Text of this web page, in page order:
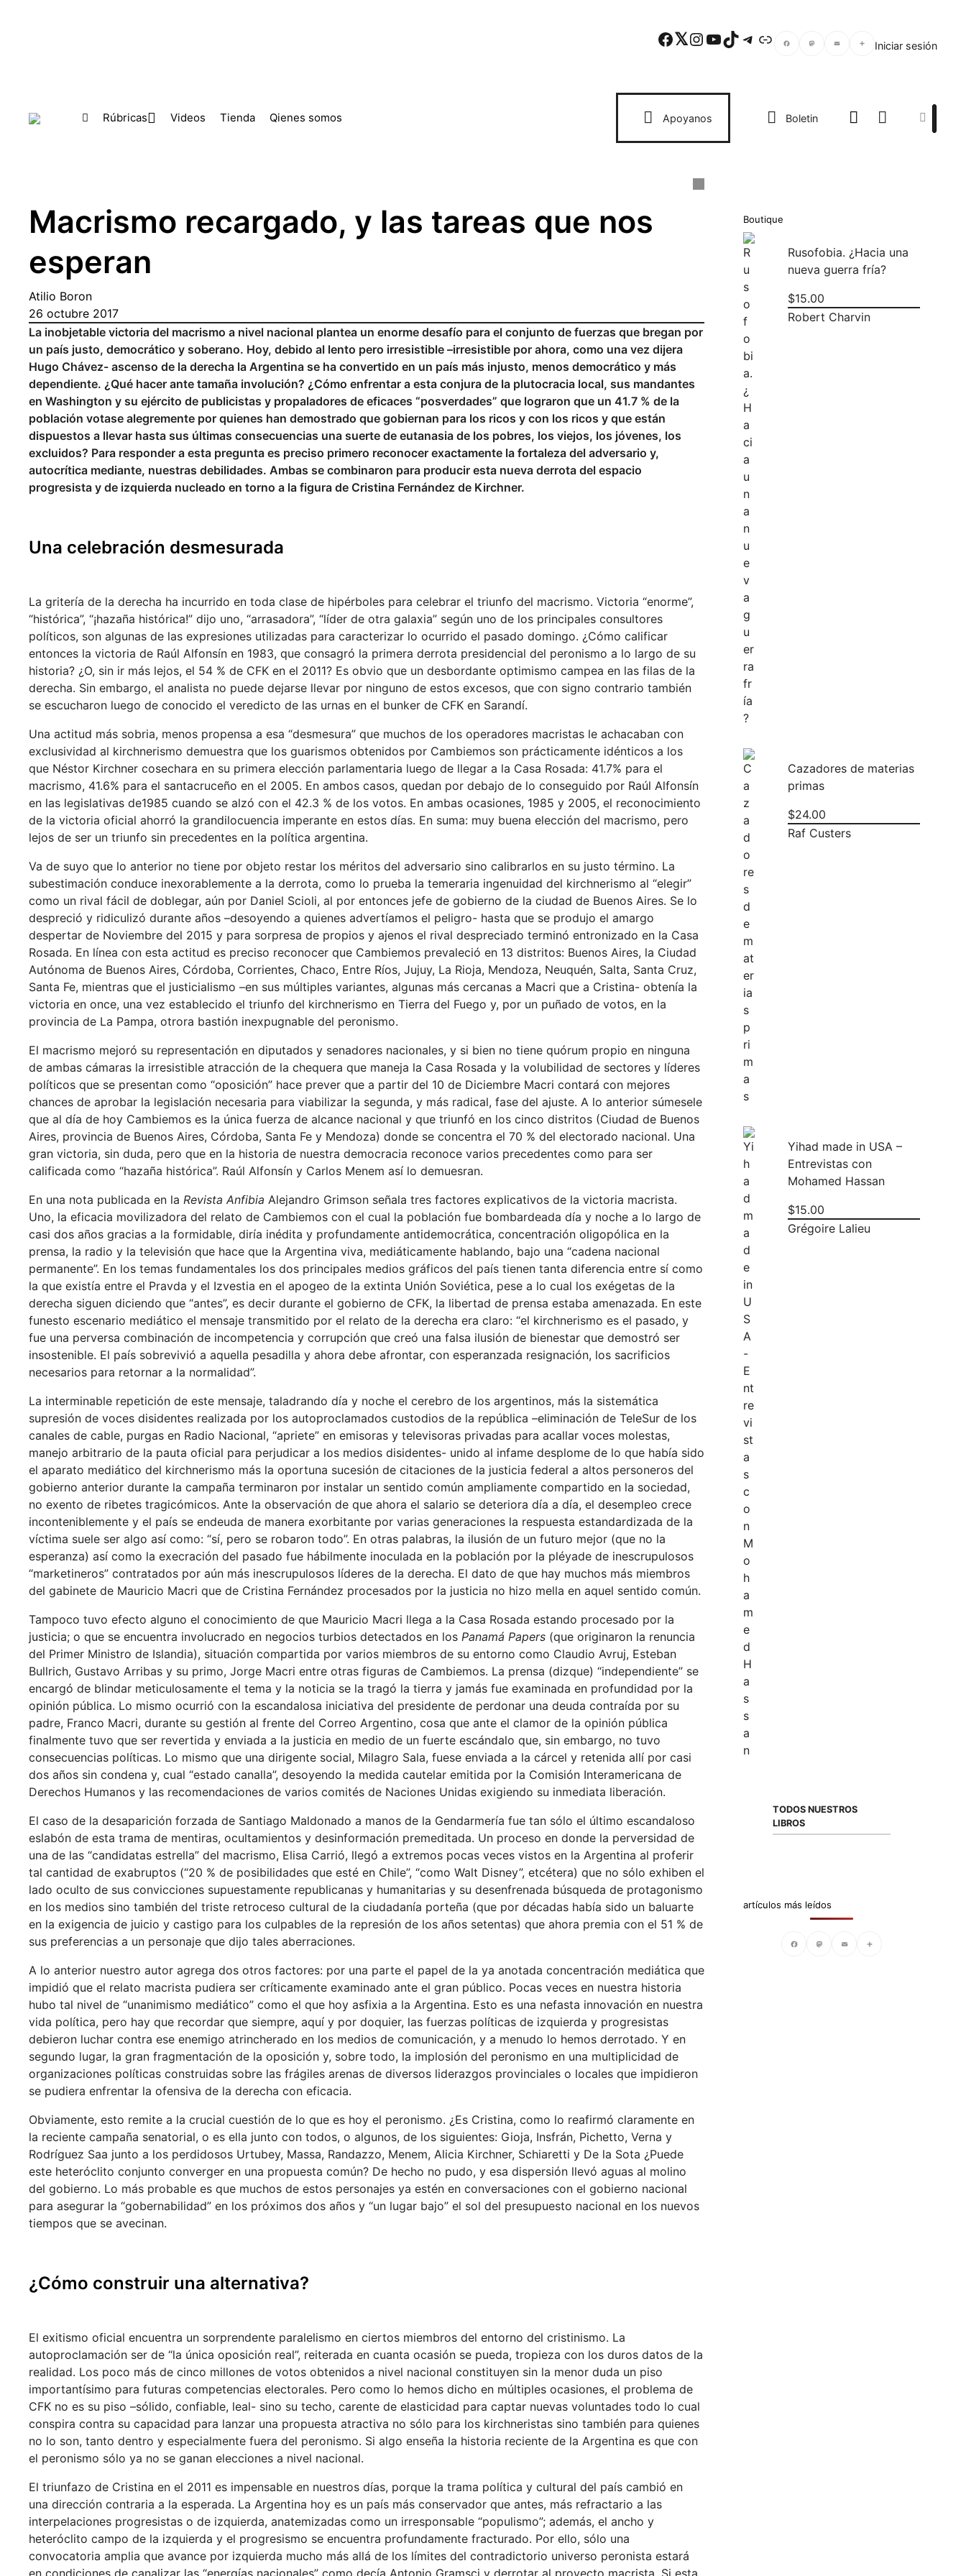
Facebook Twitter Instagram YouTube TikTok Telegram Enlace Iniciar sesión
Rúbricas Videos Tienda Qienes somos Apoyanos Boletin
Macrismo recargado, y las tareas que nos
esperan
Atilio Boron
26 octubre 2017
La inobjetable victoria del macrismo a nivel nacional plantea un enorme desafío para el conjunto de fuerzas que bregan por
un país justo, democrático y soberano. Hoy, debido al lento pero irresistible –irresistible por ahora, como una vez dijera
Hugo Chávez- ascenso de la derecha la Argentina se ha convertido en un país más injusto, menos democrático y más
dependiente. ¿Qué hacer ante tamaña involución? ¿Cómo enfrentar a esta conjura de la plutocracia local, sus mandantes
en Washington y su ejército de publicistas y propaladores de eficaces “posverdades” que lograron que un 41.7 % de la
población votase alegremente por quienes han demostrado que gobiernan para los ricos y con los ricos y que están
dispuestos a llevar hasta sus últimas consecuencias una suerte de eutanasia de los pobres, los viejos, los jóvenes, los
excluidos? Para responder a esta pregunta es preciso primero reconocer exactamente la fortaleza del adversario y,
autocrítica mediante, nuestras debilidades. Ambas se combinaron para producir esta nueva derrota del espacio
progresista y de izquierda nucleado en torno a la figura de Cristina Fernández de Kirchner.
Una celebración desmesurada
La gritería de la derecha ha incurrido en toda clase de hipérboles para celebrar el triunfo del macrismo. Victoria “enorme”,
“histórica”, “¡hazaña histórica!” dijo uno, “arrasadora”, “líder de otra galaxia” según uno de los principales consultores
políticos, son algunas de las expresiones utilizadas para caracterizar lo ocurrido el pasado domingo. ¿Cómo calificar
entonces la victoria de Raúl Alfonsín en 1983, que consagró la primera derrota presidencial del peronismo a lo largo de su
historia? ¿O, sin ir más lejos, el 54 % de CFK en el 2011? Es obvio que un desbordante optimismo campea en las filas de la
derecha. Sin embargo, el analista no puede dejarse llevar por ninguno de estos excesos, que con signo contrario también
se escucharon luego de conocido el veredicto de las urnas en el bunker de CFK en Sarandí.
Una actitud más sobria, menos propensa a esa “desmesura” que muchos de los operadores macristas le achacaban con
exclusividad al kirchnerismo demuestra que los guarismos obtenidos por Cambiemos son prácticamente idénticos a los
que Néstor Kirchner cosechara en su primera elección parlamentaria luego de llegar a la Casa Rosada: 41.7% para el
macrismo, 41.6% para el santacruceño en el 2005. En ambos casos, quedan por debajo de lo conseguido por Raúl Alfonsín
en las legislativas de1985 cuando se alzó con el 42.3 % de los votos. En ambas ocasiones, 1985 y 2005, el reconocimiento
de la victoria oficial ahorró la grandilocuencia imperante en estos días. En suma: muy buena elección del macrismo, pero
lejos de ser un triunfo sin precedentes en la política argentina.
Va de suyo que lo anterior no tiene por objeto restar los méritos del adversario sino calibrarlos en su justo término. La
subestimación conduce inexorablemente a la derrota, como lo prueba la temeraria ingenuidad del kirchnerismo al “elegir”
como un rival fácil de doblegar, aún por Daniel Scioli, al por entonces jefe de gobierno de la ciudad de Buenos Aires. Se lo
despreció y ridiculizó durante años –desoyendo a quienes advertíamos el peligro- hasta que se produjo el amargo
despertar de Noviembre del 2015 y para sorpresa de propios y ajenos el rival despreciado terminó entronizado en la Casa
Rosada. En línea con esta actitud es preciso reconocer que Cambiemos prevaleció en 13 distritos: Buenos Aires, la Ciudad
Autónoma de Buenos Aires, Córdoba, Corrientes, Chaco, Entre Ríos, Jujuy, La Rioja, Mendoza, Neuquén, Salta, Santa Cruz,
Santa Fe, mientras que el justicialismo –en sus múltiples variantes, algunas más cercanas a Macri que a Cristina- obtenía la
victoria en once, una vez establecido el triunfo del kirchnerismo en Tierra del Fuego y, por un puñado de votos, en la
provincia de La Pampa, otrora bastión inexpugnable del peronismo.
El macrismo mejoró su representación en diputados y senadores nacionales, y si bien no tiene quórum propio en ninguna
de ambas cámaras la irresistible atracción de la chequera que maneja la Casa Rosada y la volubilidad de sectores y líderes
políticos que se presentan como “oposición” hace prever que a partir del 10 de Diciembre Macri contará con mejores
chances de aprobar la legislación necesaria para viabilizar la segunda, y más radical, fase del ajuste. A lo anterior súmesele
que al día de hoy Cambiemos es la única fuerza de alcance nacional y que triunfó en los cinco distritos (Ciudad de Buenos
Aires, provincia de Buenos Aires, Córdoba, Santa Fe y Mendoza) donde se concentra el 70 % del electorado nacional. Una
gran victoria, sin duda, pero que en la historia de nuestra democracia reconoce varios precedentes como para ser
calificada como “hazaña histórica”. Raúl Alfonsín y Carlos Menem así lo demuesran.
En una nota publicada en laRevista Anfibia Alejandro Grimson señala tres factores explicativos de la victoria macrista.
Uno, la eficacia movilizadora del relato de Cambiemos con el cual la población fue bombardeada día y noche a lo largo de
casi dos años gracias a la formidable, diría inédita y profundamente antidemocrática, concentración oligopólica en la
prensa, la radio y la televisión que hace que la Argentina viva, mediáticamente hablando, bajo una “cadena nacional
permanente”. En los temas fundamentales los dos principales medios gráficos del país tienen tanta diferencia entre sí como
la que existía entre el Pravda y el Izvestia en el apogeo de la extinta Unión Soviética, pese a lo cual los exégetas de la
derecha siguen diciendo que “antes”, es decir durante el gobierno de CFK, la libertad de prensa estaba amenazada. En este
funesto escenario mediático el mensaje transmitido por el relato de la derecha era claro: “el kirchnerismo es el pasado, y
fue una perversa combinación de incompetencia y corrupción que creó una falsa ilusión de bienestar que demostró ser
insostenible. El país sobrevivió a aquella pesadilla y ahora debe afrontar, con esperanzada resignación, los sacrificios
necesarios para retornar a la normalidad”.
La interminable repetición de este mensaje, taladrando día y noche el cerebro de los argentinos, más la sistemática
supresión de voces disidentes realizada por los autoproclamados custodios de la república –eliminación de TeleSur de los
canales de cable, purgas en Radio Nacional, “apriete” en emisoras y televisoras privadas para acallar voces molestas,
manejo arbitrario de la pauta oficial para perjudicar a los medios disidentes- unido al infame desplome de lo que había sido
el aparato mediático del kirchnerismo más la oportuna sucesión de citaciones de la justicia federal a altos personeros del
gobierno anterior durante la campaña terminaron por instalar un sentido común ampliamente compartido en la sociedad,
no exento de ribetes tragicómicos. Ante la observación de que ahora el salario se deteriora día a día, el desempleo crece
inconteniblemente y el país se endeuda de manera exorbitante por varias generaciones la respuesta estandardizada de la
víctima suele ser algo así como: “sí, pero se robaron todo”. En otras palabras, la ilusión de un futuro mejor (que no la
esperanza) así como la execración del pasado fue hábilmente inoculada en la población por la pléyade de inescrupulosos
“marketineros” contratados por aún más inescrupulosos líderes de la derecha. El dato de que hay muchos más miembros
del gabinete de Mauricio Macri que de Cristina Fernández procesados por la justicia no hizo mella en aquel sentido común.
Tampoco tuvo efecto alguno el conocimiento de que Mauricio Macri llega a la Casa Rosada estando procesado por la
justicia; o que se encuentra involucrado en negocios turbios detectados en losPanamá Papers (que originaron la renuncia
del Primer Ministro de Islandia), situación compartida por varios miembros de su entorno como Claudio Avruj, Esteban
Bullrich, Gustavo Arribas y su primo, Jorge Macri entre otras figuras de Cambiemos. La prensa (dizque) “independiente” se
encargó de blindar meticulosamente el tema y la noticia se la tragó la tierra y jamás fue examinada en profundidad por la
opinión pública. Lo mismo ocurrió con la escandalosa iniciativa del presidente de perdonar una deuda contraída por su
padre, Franco Macri, durante su gestión al frente del Correo Argentino, cosa que ante el clamor de la opinión pública
finalmente tuvo que ser revertida y enviada a la justicia en medio de un fuerte escándalo que, sin embargo, no tuvo
consecuencias políticas. Lo mismo que una dirigente social, Milagro Sala, fuese enviada a la cárcel y retenida allí por casi
dos años sin condena y, cual “estado canalla”, desoyendo la medida cautelar emitida por la Comisión Interamericana de
Derechos Humanos y las recomendaciones de varios comités de Naciones Unidas exigiendo su inmediata liberación.
El caso de la desaparición forzada de Santiago Maldonado a manos de la Gendarmería fue tan sólo el último escandaloso
eslabón de esta trama de mentiras, ocultamientos y desinformación premeditada. Un proceso en donde la perversidad de
una de las “candidatas estrella” del macrismo, Elisa Carrió, llegó a extremos pocas veces vistos en la Argentina al proferir
tal cantidad de exabruptos (“20 % de posibilidades que esté en Chile”, “como Walt Disney”, etcétera) que no sólo exhiben el
lado oculto de sus convicciones supuestamente republicanas y humanitarias y su desenfrenada búsqueda de protagonismo
en los medios sino también del triste retroceso cultural de la ciudadanía porteña (que por décadas había sido un baluarte
en la exigencia de juicio y castigo para los culpables de la represión de los años setentas) que ahora premia con el 51 % de
sus preferencias a un personaje que dijo tales aberraciones.
A lo anterior nuestro autor agrega dos otros factores: por una parte el papel de la ya anotada concentración mediática que
impidió que el relato macrista pudiera ser críticamente examinado ante el gran público. Pocas veces en nuestra historia
hubo tal nivel de “unanimismo mediático” como el que hoy asfixia a la Argentina. Esto es una nefasta innovación en nuestra
vida política, pero hay que recordar que siempre, aquí y por doquier, las fuerzas políticas de izquierda y progresistas
debieron luchar contra ese enemigo atrincherado en los medios de comunicación, y a menudo lo hemos derrotado. Y en
segundo lugar, la gran fragmentación de la oposición y, sobre todo, la implosión del peronismo en una multiplicidad de
organizaciones políticas construidas sobre las frágiles arenas de diversos liderazgos provinciales o locales que impidieron
se pudiera enfrentar la ofensiva de la derecha con eficacia.
Obviamente, esto remite a la crucial cuestión de lo que es hoy el peronismo. ¿Es Cristina, como lo reafirmó claramente en
la reciente campaña senatorial, o es ella junto con todos, o algunos, de los siguientes: Gioja, Insfrán, Pichetto, Verna y
Rodríguez Saa junto a los perdidosos Urtubey, Massa, Randazzo, Menem, Alicia Kirchner, Schiaretti y De la Sota ¿Puede
este heteróclito conjunto converger en una propuesta común? De hecho no pudo, y esa dispersión llevó aguas al molino
del gobierno. Lo más probable es que muchos de estos personajes ya estén en conversaciones con el gobierno nacional
para asegurar la “gobernabilidad” en los próximos dos años y “un lugar bajo” el sol del presupuesto nacional en los nuevos
tiempos que se avecinan.
¿Cómo construir una alternativa?
El exitismo oficial encuentra un sorprendente paralelismo en ciertos miembros del entorno del cristinismo. La
autoproclamación ser de “la única oposición real”, reiterada en cuanta ocasión se pueda, tropieza con los duros datos de la
realidad. Los poco más de cinco millones de votos obtenidos a nivel nacional constituyen sin la menor duda un piso
importantísimo para futuras competencias electorales. Pero como lo hemos dicho en múltiples ocasiones, el problema de
CFK no es su piso –sólido, confiable, leal- sino su techo, carente de elasticidad para captar nuevas voluntades todo lo cual
conspira contra su capacidad para lanzar una propuesta atractiva no sólo para los kirchneristas sino también para quienes
no lo son, tanto dentro y especialmente fuera del peronismo. Si algo enseña la historia reciente de la Argentina es que con
el peronismo sólo ya no se ganan elecciones a nivel nacional.
El triunfazo de Cristina en el 2011 es impensable en nuestros días, porque la trama política y cultural del país cambió en
una dirección contraria a la esperada. La Argentina hoy es un país más conservador que antes, más refractario a las
interpelaciones progresistas o de izquierda, anatemizadas como un irresponsable “populismo”; además, el ancho y
heteróclito campo de la izquierda y el progresismo se encuentra profundamente fracturado. Por ello, sólo una
convocatoria amplia que avance por izquierda mucho más allá de los límites del contradictorio universo peronista estará
Boutique
Rusofobia. ¿Hacia una
nueva guerra fría?
$15.00
Robert Charvin
Cazadores de materias
primas
$24.00
Raf Custers
Yihad made in USA –
Entrevistas con
Mohamed Hassan
$15.00
Grégoire Lalieu
TODOS NUESTROS
LIBROS
artículos más leídos